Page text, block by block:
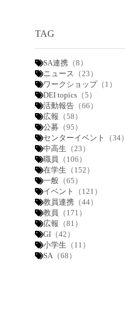
TAG
SA連携 （8）
ニュース （23）
ワークショップ（1）
DEI topics （5）
活動報告 （66）
広報 （58）
公募 （95）
センターイベント
（34）
中高生 （23）
職員
（106）
在学生 （152）
一般 （65）
イベント
（121）
教員連携 （44）
教員
（171）
広報 （81）
GI （42）
小学生 （11）
SA （68）